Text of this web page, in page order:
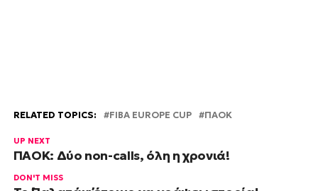
RELATED TOPICS: FIBA EUROPE CUP ΠΑΟΚ
UP NEXT
ΠΑΟΚ: Δύο non-calls, όλη η χρονιά!
DON'T MISS